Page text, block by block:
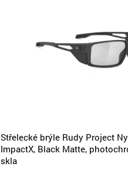
Střelecké brýle Rudy Project
ImpactX, Black Matte,
skla